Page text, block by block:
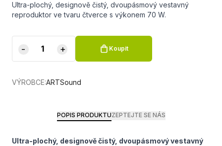
Ultra-plochý, designově čistý, dvoupásmový vestavný
reproduktor ve tvaru čtverce s výkonem 70 W.
- + Koupit
VÝROBCE:ARTSound
POPIS PRODUKTUZEPTEJTE SE NÁS
Ultra-plochý, designově čistý, dvoupásmový vestavný